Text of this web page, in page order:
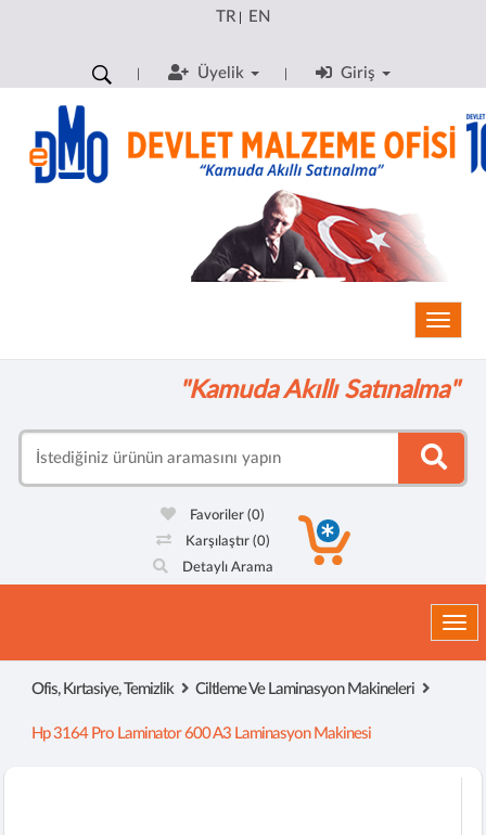
TR| EN
Üyelik Giriş
"Kamuda Akıllı Satınalma"
Favoriler(0)
Karşılaştır (0)
Detaylı Arama
Ofis, Kırtasiye, Temizlik Ciltleme Ve Laminasyon Makineleri
Hp 3164 Pro Laminator 600 A3 Laminasyon Makinesi